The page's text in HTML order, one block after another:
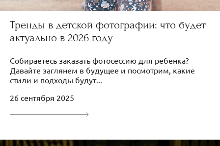
Тренды в детской фотографии: что будет
актуально в 2026 году
Собираетесь заказать фотосессию для ребенка?
Давайте заглянем в будущее и посмотрим, какие
стили и подходы будут...
26 сентября 2025